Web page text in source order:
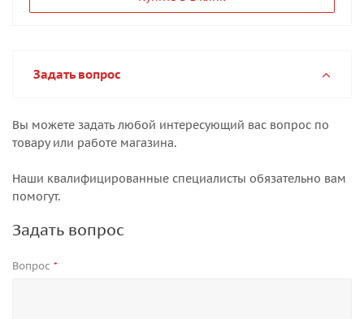
Задать вопрос
Вы можете задать любой интересующий вас вопрос по
товару или работе магазина.
Наши квалифицированные специалисты обязательно вам
помогут.
Задать вопрос
Вопрос *